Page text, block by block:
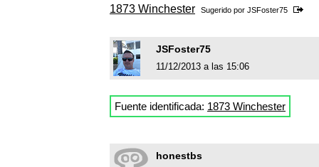
1873 Winchester Sugerido por JSFoster75
JSFoster75
11/12/2013 a las 15:06
Fuente identificada: 1873 Winchester
honestbs